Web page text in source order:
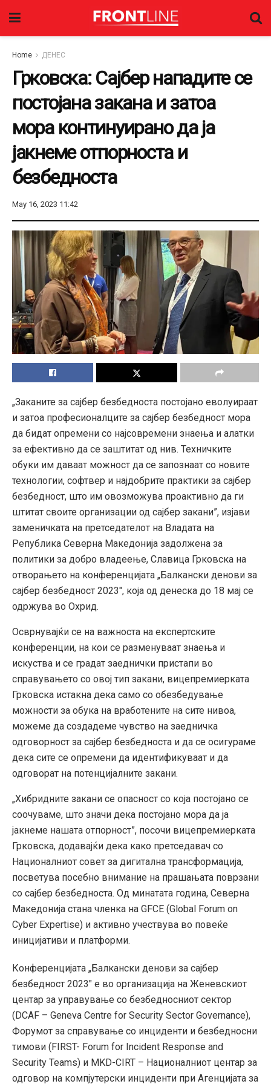
Home ДЕНЕС
Грковска: Сајбер нападите се
постојана закана и затоа
мора континуирано да ја
јакнеме отпорноста и
безбедноста
May 16, 2023 11:42
„Заканите за сајбер безбедноста постојано еволуираат
и затоа професионалците за сајбер безбедност мора
да бидат опремени со најсовремени знаења и алатки
за ефективно да се заштитат од нив. Техничките
обуки им даваат можност да се запознаат со новите
технологии, софтвер и најдобрите практики за сајбер
безбедност, што им овозможува проактивно да ги
штитат своите организации од сајбер закани”, изјави
заменичката на претседателот на Владата на
Република Северна Македонија задолжена за
политики за добро владеење, Славица Грковска на
отворањето на конференцијата „Балкански денови за
сајбер безбедност 2023″, која од денеска до 18 мај се
одржува во Охрид.
Осврнувајќи се на важноста на експертските
конференции, на кои се разменуваат знаења и
искуства и се градат заеднички пристапи во
справувањето со овој тип закани, вицепремиерката
Грковска истакна дека само со обезбедување
можности за обука на вработените на сите нивоа,
можеме да создадеме чувство на заедничка
одговорност за сајбер безбедноста и да се осигураме
дека сите се опремени да идентификуваат и да
одговорат на потенцијалните закани.
„Хибридните закани се опасност со која постојано се
соочуваме, што значи дека постојано мора да ја
јакнеме нашата отпорност”, посочи вицепремиерката
Грковска, додавајќи дека како претседавач со
Националниот совет за дигитална трансформација,
посветува посебно внимание на прашањата поврзани
со сајбер безбедноста. Од минатата година, Северна
Македонија стана членка на GFCE (Global Forum on
Cyber Expertise) и активно учествува во повеќе
иницијативи и платформи.
Конференцијата „Балкански денови за сајбер
безбедност 2023″ е во организација на Женевскиот
центар за управување со безбедносниот сектор
(DCAF – Geneva Centre for Security Sector Governance),
Форумот за справување со инциденти и безбедносни
тимови (FIRST- Forum for Incident Response and
Security Teams) и MKD-CIRT – Националниот центар за
одговор на компјутерски инциденти при Агенцијата за